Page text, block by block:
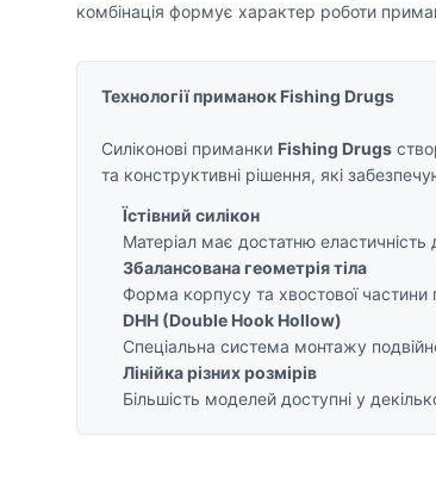
комбінація формує характер роботи
Технології приманок Fishing Drugs
Силіконові приманки Fishing Drugs
та конструктивні рішення, які
Їстівний силікон
Матеріал має достатню еластичність
Збалансована геометрія тіла
Форма корпусу та хвостової
DHH (Double Hook Hollow)
Спеціальна система монтажу
Лінійка різних розмірів
Більшість моделей доступні у